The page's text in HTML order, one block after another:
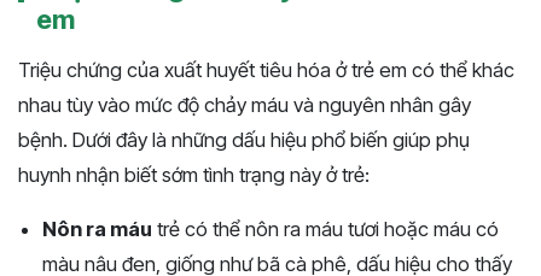
em
Triệu chứng của xuất huyết tiêu hóa ở trẻ em có thể khác
nhau tùy vào mức độ chảy máu và nguyên nhân gây
bệnh. Dưới đây là những dấu hiệu phổ biến giúp phụ
huynh nhận biết sớm tình trạng này ở trẻ:
Nôn ra máu trẻ có thể nôn ra máu tươi hoặc máu có
màu nâu đen, giống như bã cà phê, dấu hiệu cho thấy